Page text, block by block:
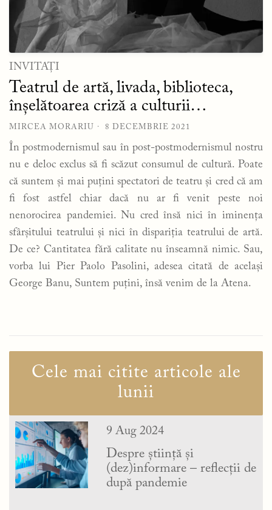
INVITAȚI
Teatrul de artă, livada, biblioteca,
înșelătoarea criză a culturii…
MIRCEA MORARIU 8 DECEMBRIE 2021
În postmodernismul sau în post-postmodernismul nostru
nu e deloc exclus să fi scăzut consumul de cultură. Poate
că suntem și mai puțini spectatori de teatru și cred că am
fi fost astfel chiar dacă nu ar fi venit peste noi
nenorocirea pandemiei. Nu cred însă nici în iminența
sfârșitului teatrului și nici în dispariția teatrului de artă.
De ce? Cantitatea fără calitate nu înseamnă nimic. Sau,
vorba lui Pier Paolo Pasolini, adesea citată de același
George Banu, Suntem puțini, însă venim de la Atena.
Cele mai citite articole ale
lunii
9 Aug 2024
Despre știință și
(dez)informare – reflecții de
după pandemie